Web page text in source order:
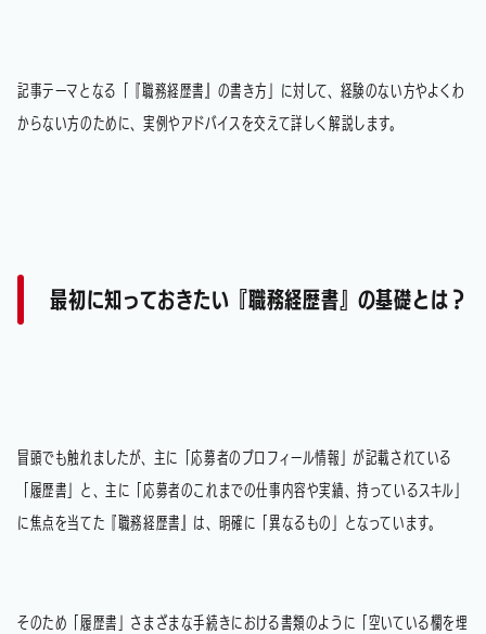
記事テーマとなる「『職務経歴書』の書き方」に対して、経験のない方やよくわ
からない方のために、実例やアドバイスを交えて詳しく解説します。
最初に知っておきたい『職務経歴書』の基礎とは？
冒頭でも触れましたが、主に「応募者のプロフィール情報」が記載されている
「履歴書」と、主に「応募者のこれまでの仕事内容や実績、持っているスキル」
に焦点を当てた『職務経歴書』は、明確に「異なるもの」となっています。
そのため「履歴書」さまざまな手続きにおける書類のように「空いている欄を埋